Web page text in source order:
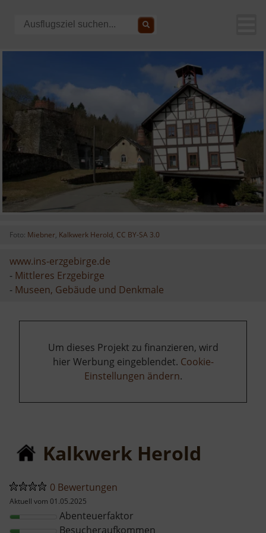
Foto: Miebner, Kalkwerk Herold, CC BY-SA 3.0
www.ins-erzgebirge.de
- Mittleres Erzgebirge
- Museen, Gebäude und Denkmale
Um dieses Projekt zu finanzieren, wird
hier Werbung eingeblendet. Cookie-
Einstellungen ändern.
Kalkwerk Herold
0 Bewertungen
Aktuell vom 01.05.2025
Abenteuerfaktor
Besucheraufkommen